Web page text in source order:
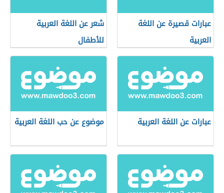
عبارات قصيرة عن اللغة
العربية
شعر عن اللغة العربية
للأطفال
عبارات عن اللغة العربية موضوع عن حب اللغة العربية